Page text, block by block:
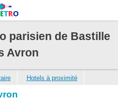
parisien de Bastille
Avron
Hotels à proximité